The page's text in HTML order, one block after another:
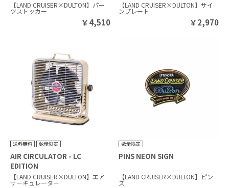
【LAND CRUISER×DULTON】パー
ツストッカー
￥4,510
【LAND CRUISER×DULTON】サイ
ンプレート
￥2,970
AIR CIRCULATOR - LC
EDITION
【LAND CRUISER×DULTON】エア
サーキュレーター
PINS NEON SIGN
【LAND CRUISER×DULTON】ピン
ズ